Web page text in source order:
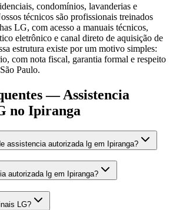
condomínios, lavanderias e
técnicos são profissionais treinados
LG, com acesso a manuais técnicos,
eletrônico e canal direto de aquisição de
estrutura existe por um motivo simples:
com nota fiscal, garantia formal e respeito
Paulo.
—Assistencia
no Ipiranga
assistencia autorizada lg em Ipiranga?
autorizada lg em Ipiranga?
LG?